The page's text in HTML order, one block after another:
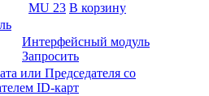
MU 23 В корзину
Интерфейсный модуль
Запросить
или Председателя со
ID-карт